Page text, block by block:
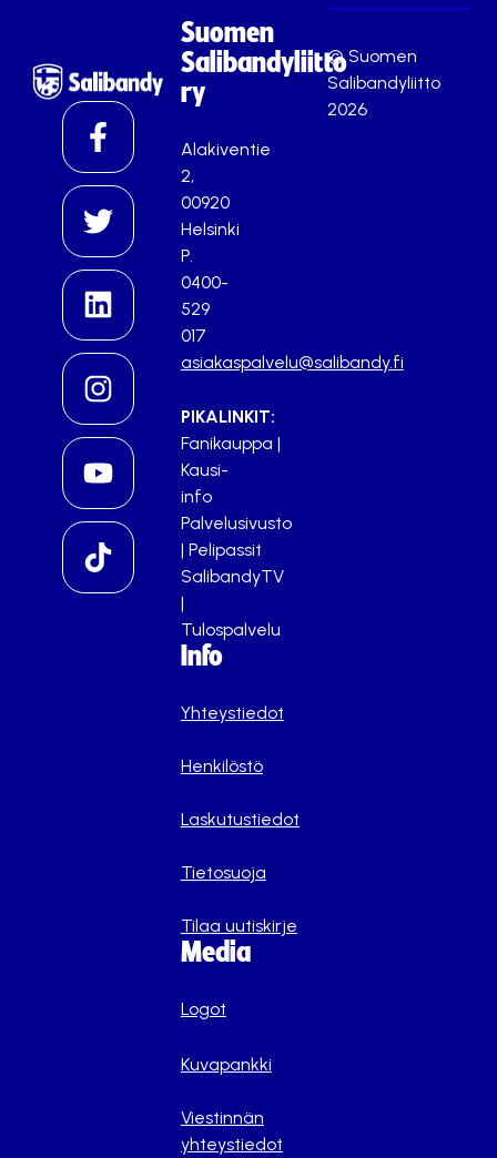
Suomen
Salibandyliitto
ry
Alakiventie
2,
00920
Helsinki
P.
0400-
529
017
asiakaspalvelu@salibandy.fi
PIKALINKIT:
Fanikauppa |
Kausi-
info
Palvelusivusto
| Pelipassit
SalibandyTV
|
Tulospalvelu
Info
Yhteystiedot
Henkilöstö
Laskutustiedot
Tietosuoja
Tilaa uutiskirje
Media
Logot
Kuvapankki
Viestinnän
yhteystiedot
© Suomen
Salibandyliitto
2026